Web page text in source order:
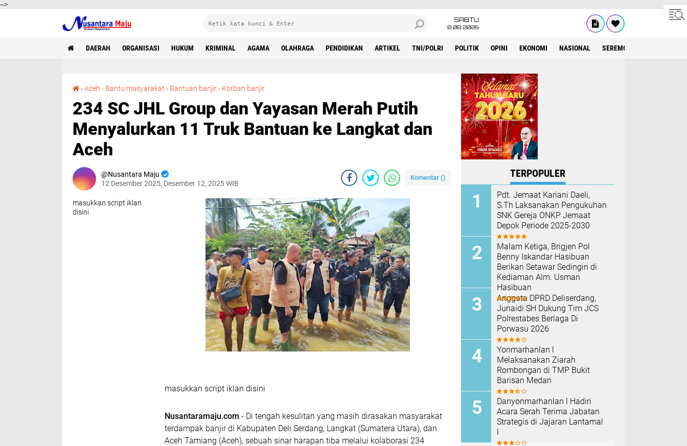
-->
SABTU
8 08 2026
DAERAH ORGANISASI HUKUM KRIMINAL AGAMA OLAHRAGA PENDIDIKAN ARTIKEL TNI/POLRI POLITIK OPINI EKONOMI NASIONAL SEREMONIAL
›Aceh › Bantu masyarakat › Bantuan banjir › Korban banjir
234 SC JHL Group dan Yayasan Merah Putih
Menyalurkan 11 Truk Bantuan ke Langkat dan
Aceh
Nusantara Maju
12 Desember 2025, Desember 12, 2025 WIB
Komentar ()
masukkan script iklan
disini
masukkan script iklan disini
Nusantaramaju.com - Di tengah kesulitan yang masih dirasakan masyarakat
terdampak banjir di Kabupaten Deli Serdang, Langkat (Sumatera Utara), dan
Aceh Tamiang (Aceh), sebuah sinar harapan tiba melalui kolaborasi 234
TERPOPULER
Pdt. Jemaat Kariani Daeli,
S.Th Laksanakan Pengukuhan
SNK Gereja ONKP Jemaat
Depok Periode 2025-2030
Malam Ketiga, Brigjen Pol
Benny Iskandar Hasibuan
Berikan Setawar Sedingin di
Kediaman Alm. Usman
Hasibuan
Anggota DPRD Deliserdang,
Junaidi SH Dukung Tim JCS
Polrestabes Berlaga Di
Porwasu 2026
Yonmarhanlan l
Melaksanakan Ziarah
Rombongan di TMP Bukit
Barisan Medan
Danyonmarhanlan l Hadiri
Acara Serah Terima Jabatan
Strategis di Jajaran Lantamal
l